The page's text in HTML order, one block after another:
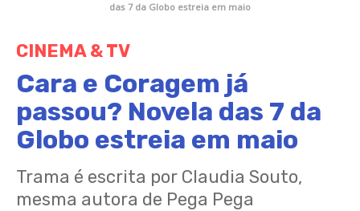
das 7 da Globo estreia em maio
CINEMA & TV
Cara e Coragem já
passou? Novela das 7 da
Globo estreia em maio
Trama é escrita por Claudia Souto,
mesma autora de Pega Pega